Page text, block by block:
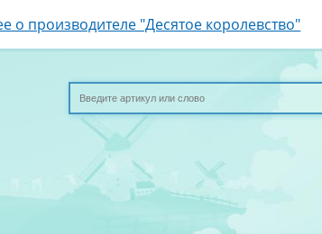
о производителе "Десятое королевство"